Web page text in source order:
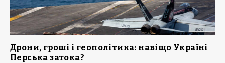
Дрони, гроші і геополітика: навіщо Україні
Перська затока?